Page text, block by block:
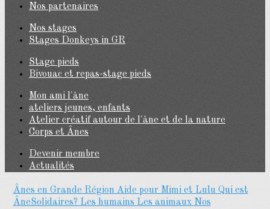
Nos partenaires
Nos stages
Stages Donkeys in GR
Stage pieds
Bivouac et repas-stage pieds
Mon ami l'âne
ateliers jeunes, enfants
Atelier créatif autour de l'âne et de la nature
Corps et Ânes
Devenir membre
Actualités
Ânes en Grande Région Aide pour Mimi et Lulu Qui est
ÂneSolidaires? Les humains Les animaux Nos